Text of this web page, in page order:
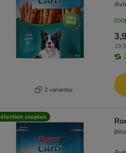
2 variantes
zooplus